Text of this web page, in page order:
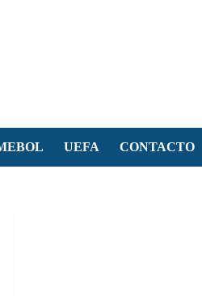
UEFA CONTACTO